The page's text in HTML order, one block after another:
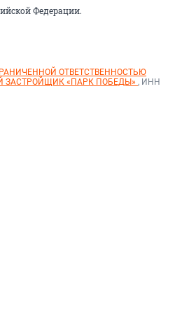
Федерации.
ОТВЕТСТВЕННОСТЬЮ
ЗАСТРОЙЩИК «ПАРК ПОБЕДЫ» , ИНН